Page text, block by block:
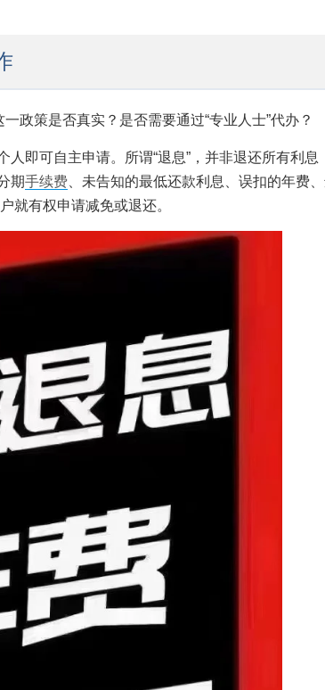
政策是否真实？是否需要通过“专业人士”代办？
人即可自主申请。所谓“退息”，并非退还所有利息
期手续费 、未告知的最低还款利息、误扣的年费
就有权申请减免或退还。